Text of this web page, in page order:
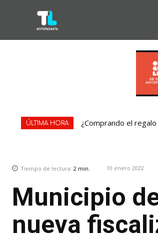
ÚLTIMA HORA ¿Comprando el
Tiempo de lectura: 2 min. 10 enero 2022
Municipio
nueva